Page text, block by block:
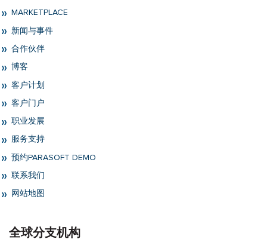
MARKETPLACE
新闻与事件
合作伙伴
博客
客户计划
客户门户
职业发展
服务支持
预约PARASOFT DEMO
联系我们
网站地图
全球分支机构